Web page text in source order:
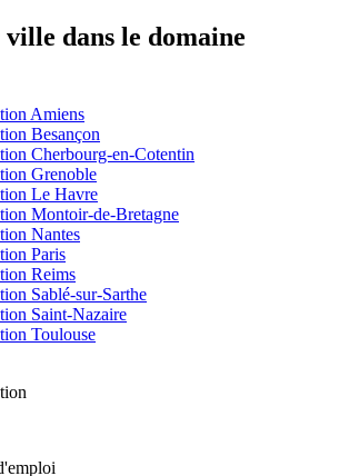
dans le domaine
Amiens
Besançon
Cherbourg-en-Cotentin
Grenoble
Le Havre
Montoir-de-Bretagne
Nantes
Paris
Reims
Sablé-sur-Sarthe
Saint-Nazaire
Toulouse